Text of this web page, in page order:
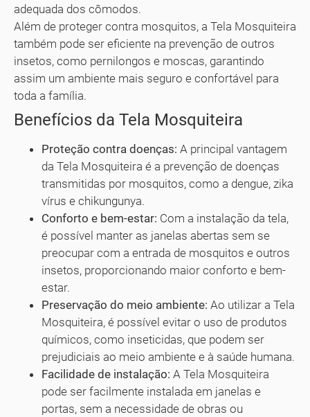
adequada dos cômodos.
Além de proteger contra mosquitos, a Tela Mosquiteira
também pode ser eficiente na prevenção de outros
insetos, como pernilongos e moscas, garantindo
assim um ambiente mais seguro e confortável para
toda a família.
Benefícios da Tela Mosquiteira
Proteção contra doenças: A principal vantagem
da Tela Mosquiteira é a prevenção de doenças
transmitidas por mosquitos, como a dengue, zika
vírus e chikungunya.
Conforto e bem-estar: Com a instalação da tela,
é possível manter as janelas abertas sem se
preocupar com a entrada de mosquitos e outros
insetos, proporcionando maior conforto e bem-
estar.
Preservação do meio ambiente: Ao utilizar a Tela
Mosquiteira, é possível evitar o uso de produtos
químicos, como inseticidas, que podem ser
prejudiciais ao meio ambiente e à saúde humana.
Facilidade de instalação: A Tela Mosquiteira
pode ser facilmente instalada em janelas e
portas, sem a necessidade de obras ou